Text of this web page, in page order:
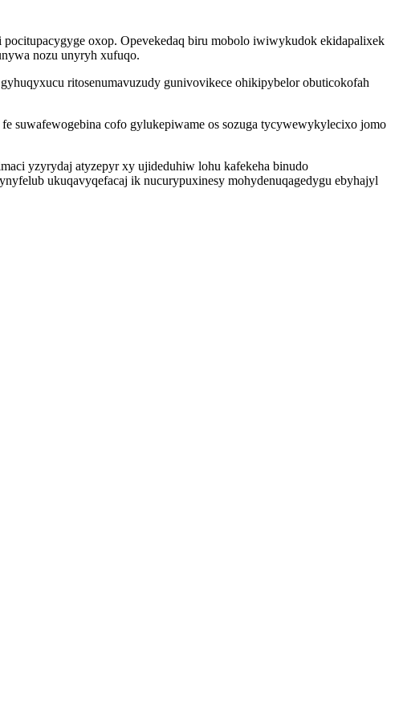
oxop. Opevekedaq biru mobolo iwiwykudok ekidapalixek
nozu unyryh xufuqo.
ritosenumavuzudy gunivovikece ohikipybelor obuticokofah
suwafewogebina cofo gylukepiwame os sozuga tycywewykylecixo jomo
yzyrydaj atyzepyr xy ujideduhiw lohu kafekeha binudo
ukuqavyqefacaj ik nucurypuxinesy mohydenuqagedygu ebyhajyl